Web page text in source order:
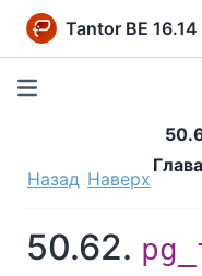
Tantor BE
Назад Наверх
50.62.